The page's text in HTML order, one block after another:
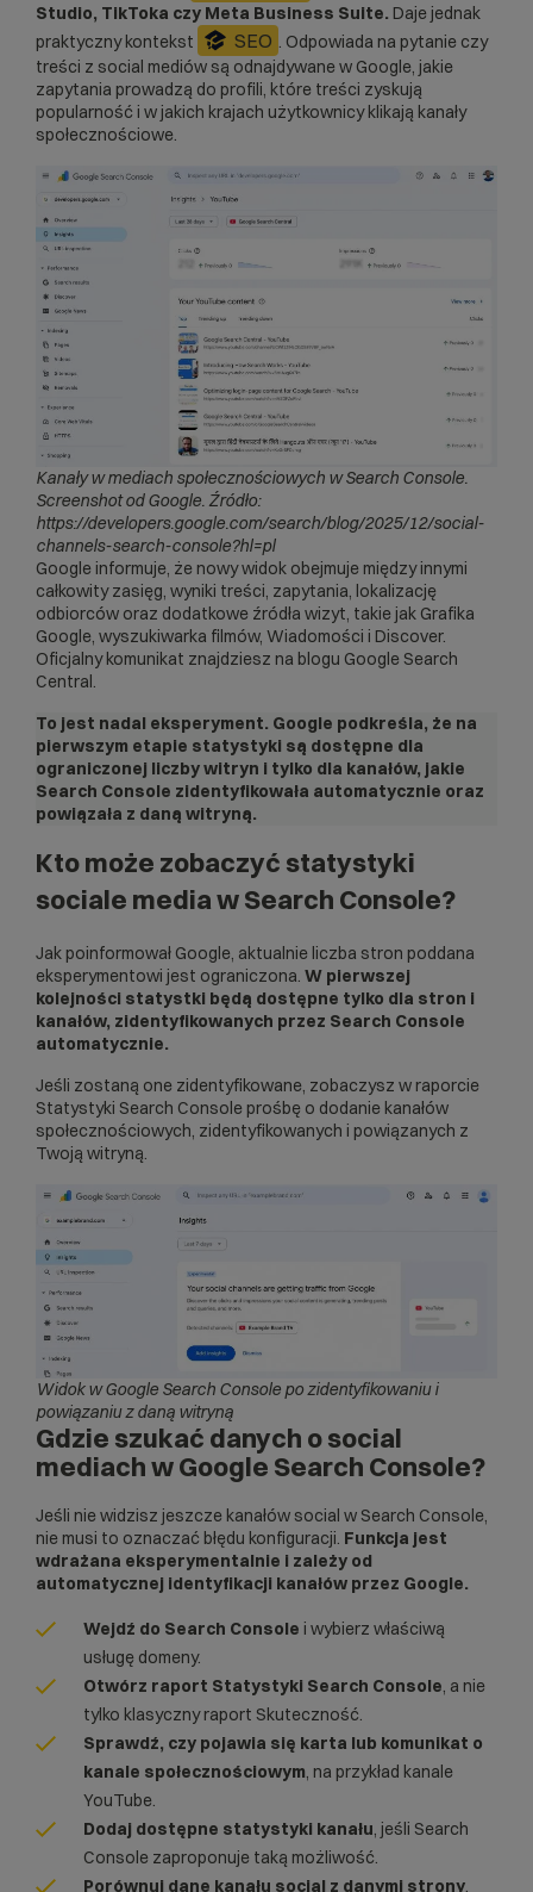
Studio, TikToka czy Meta Business Suite. Daje jednak
praktyczny kontekst
SEO . Odpowiada na pytanie czy
treści z social mediów są odnajdywane w Google, jakie
zapytania prowadzą do profili, które treści zyskują
popularność i w jakich krajach użytkownicy klikają kanały
społecznościowe.
Kanały w mediach społecznościowych w Search Console.
Screenshot od Google. Źródło:
https://developers.google.com/search/blog/2025/12/social-
channels-search-console?hl=pl
Google informuje, że nowy widok obejmuje między innymi
całkowity zasięg, wyniki treści, zapytania, lokalizację
odbiorców oraz dodatkowe źródła wizyt, takie jak Grafika
Google, wyszukiwarka filmów, Wiadomości i Discover.
Oficjalny komunikat znajdziesz na blogu Google Search
Central.
To jest nadal eksperyment. Google podkreśla, że na
pierwszym etapie statystyki są dostępne dla
ograniczonej liczby witryn i tylko dla kanałów, jakie
Search Console zidentyfikowała automatycznie oraz
powiązała z daną witryną.
Kto może zobaczyć statystyki
sociale media w Search Console?
Jak poinformował Google, aktualnie liczba stron poddana
eksperymentowi jest ograniczona. W pierwszej
kolejności statystki będą dostępne tylko dla stron i
kanałów, zidentyfikowanych przez Search Console
automatycznie.
Jeśli zostaną one zidentyfikowane, zobaczysz w raporcie
Statystyki Search Console prośbę o dodanie kanałów
społecznościowych, zidentyfikowanych i powiązanych z
Twoją witryną.
Widok w Google Search Console po zidentyfikowaniu i
powiązaniu z daną witryną
Gdzie szukać danych o social
mediach w Google Search Console?
Jeśli nie widzisz jeszcze kanałów social w Search Console,
nie musi to oznaczać błędu konfiguracji. Funkcja jest
wdrażana eksperymentalnie i zależy od
automatycznej identyfikacji kanałów przez Google.
Wejdź do Search Console i wybierz właściwą
usługę domeny.
Otwórz raport Statystyki Search Console, a nie
tylko klasyczny raport Skuteczność.
Sprawdź, czy pojawia się karta lub komunikat o
kanale społecznościowym, na przykład kanale
YouTube.
Dodaj dostępne statystyki kanału, jeśli Search
Console zaproponuje taką możliwość.
Porównuj dane kanału social z danymi strony,